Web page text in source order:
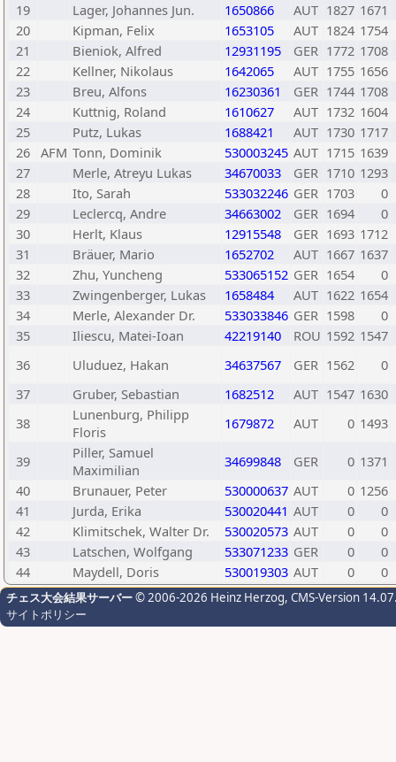
19
Lager, Johannes Jun. 1650866 AUT 1827 1671
20
Kipman, Felix 1653105 AUT 1824 1754
21
Bieniok, Alfred 12931195 GER 1772 1708
22
Kellner, Nikolaus 1642065 AUT 1755 1656
23
Breu, Alfons 16230361 GER 1744 1708
24
Kuttnig, Roland 1610627 AUT 1732 1604
25
Putz, Lukas 1688421 AUT 1730 1717
26 AFM Tonn, Dominik 530003245 AUT 1715 1639
27
Merle, Atreyu Lukas 34670033 GER 1710 1293
28
Ito, Sarah 533032246 GER 1703
0
29
Leclercq, Andre 34663002 GER 1694
0
30
Herlt, Klaus 12915548 GER 1693 1712
31
Bräuer, Mario 1652702 AUT 1667 1637
32
Zhu, Yuncheng 533065152 GER 1654
0
33
Zwingenberger, Lukas 1658484 AUT 1622 1654
34
Merle, Alexander Dr. 533033846 GER 1598
0
35
Iliescu, Matei-Ioan 42219140 ROU 1592 1547
36
Uluduez, Hakan 34637567 GER 1562
0
37
Gruber, Sebastian 1682512 AUT 1547 1630
38
Lunenburg, Philipp
Floris
1679872 AUT 0 1493
39
Piller, Samuel
Maximilian
34699848 GER 0 1371
40
Brunauer, Peter 530000637 AUT 0 1256
41
Jurda, Erika 530020441 AUT 0
0
42
Klimitschek, Walter Dr. 530020573 AUT 0
0
43
Latschen, Wolfgang 533071233 GER 0
0
44
Maydell, Doris 530019303 AUT 0 0
チェス大会結果サーバー© 2006-2026 Heinz Herzog, CMS-Version
サイトポリシー